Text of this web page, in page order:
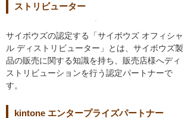
ストリビューター
サイボウズの認定する「サイボウズ オフィシャ
ル ディストリビューター」とは、サイボウズ製
品の販売に関する知識を持ち、販売店様へディ
ストリビューションを行う認定パートナーで
す。
kintone エンタープライズパートナー